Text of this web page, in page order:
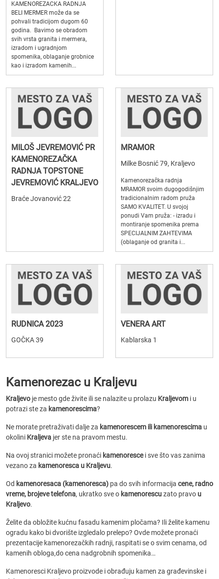
KAMENOREZACKA RADNJA
BELI MERMER može da se
pohvali tradicijom dugom 60
godina. Bavimo se obradom
svih vrsta granita i mermera,
izradom i ugradnjom
spomenika, oblaganje grobnice
kao i izradom kamenih...
MILOŠ JEVREMOVIĆ PR
KAMENOREZAČKA
RADNJA TOPSTONE
JEVREMOVIĆ KRALJEVO
Braće Jovanović 22
MRAMOR
Milke Bosnić 79, Kraljevo
Kamenorezačka radnja
MRAMOR svoim dugogodišnjim
tradicionalnim radom pruža
SAMO KVALITET. U svojoj
ponudi Vam pruža: - izradu i
montiranje spomenika prema
SPECIJALNIM ZAHTEVIMA
(oblaganje od granita i...
RUDNICA 2023
GOČKA 39
VENERA ART
Kablarska 1
Kamenorezac u Kraljevu
Kraljevo je mesto gde živite ili se nalazite u prolazu Kraljevom i u
potrazi ste za kamenorescima?
Ne morate pretraživati dalje za kamenorescem ili kamenorescima u
okolini Kraljeva jer ste na pravom mestu.
Na ovoj stranici možete pronaći kamenorescei sve što vas zanima
vezano za kamenoresca u Kraljevu.
Od kamenoresaca (kamenoresca) pa do svih informacija cene, radno
vreme, brojeve telefona, ukratko sve o kamenorescuzato pravo u
Kraljevo.
Želite da obložite kućnu fasadu kamenim pločama? Ili želite kamenu
ogradu kako bi dvorište izgledalo prelepo? Ovde možete pronaći
prezentacije kamenorezačkih radnji, raspitati se o svim cenama, od
kamenih obloga,do cena nadgrobnih spomenika…
Kamenoresci Kraljevo proizvode i obrađuju kamen za građevinske i